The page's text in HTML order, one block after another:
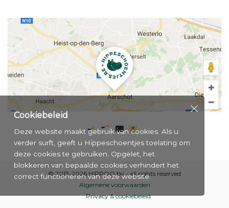
© 2013-2026 HIPPOO bv - all rights reserved
Algemene voorwaarden
Privacy & cookiebeleid
Cookiebeleid
Deze website maakt gebruik van cookies. Als u
verder surft, geeft u Hippeschoentjes toelating om
deze cookies te gebruiken. Opgelet, het
blokkeren van bepaalde cookies verhindert het
correct functioneren van deze website.